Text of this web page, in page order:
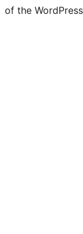
of the